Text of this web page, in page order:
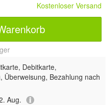
Kostenloser Versand
Debitkarte,
Überweisung, Bezahlung nach
Aug.